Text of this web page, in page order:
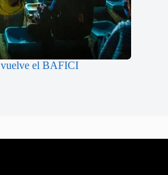
vuelve el BAFICI